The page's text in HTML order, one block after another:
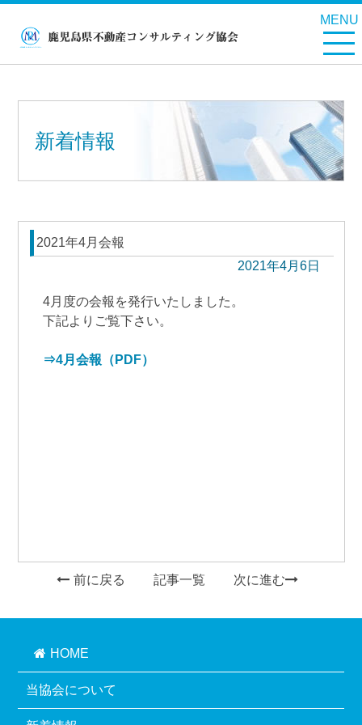
MENU
新着情報
2021年4月会報
2021年4月6日
4月度の会報を発行いたしました。
下記よりご覧下さい。
⇒4月会報（PDF）
前に戻る 記事一覧 次に進む
HOME
当協会について